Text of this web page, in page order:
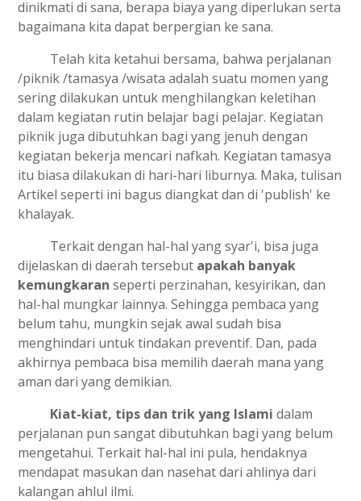
dinikmati di sana, berapa biaya yang diperlukan serta
bagaimana kita dapat berpergian ke sana.
Telah kita ketahui bersama, bahwa perjalanan
/piknik /tamasya /wisata adalah suatu momen yang
sering dilakukan untuk menghilangkan keletihan
dalam kegiatan rutin belajar bagi pelajar. Kegiatan
piknik juga dibutuhkan bagi yang jenuh dengan
kegiatan bekerja mencari nafkah. Kegiatan tamasya
itu biasa dilakukan di hari-hari liburnya. Maka, tulisan
Artikel seperti ini bagus diangkat dan di 'publish' ke
khalayak.
Terkait dengan hal-hal yang syar'i, bisa juga
dijelaskan di daerah tersebut apakah banyak
kemungkaran seperti perzinahan, kesyirikan, dan
hal-hal mungkar lainnya. Sehingga pembaca yang
belum tahu, mungkin sejak awal sudah bisa
menghindari untuk tindakan preventif. Dan, pada
akhirnya pembaca bisa memilih daerah mana yang
aman dari yang demikian.
Kiat-kiat, tips dan trik yang Islami dalam
perjalanan pun sangat dibutuhkan bagi yang belum
mengetahui. Terkait hal-hal ini pula, hendaknya
mendapat masukan dan nasehat dari ahlinya dari
kalangan ahlul ilmi.